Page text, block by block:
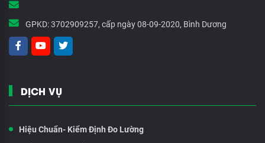
GPKD:3702909257, cấp ngày 08-09-2020, Bình Dương
DỊCH VỤ
Hiệu Chuẩn- Kiểm Định Đo Lường